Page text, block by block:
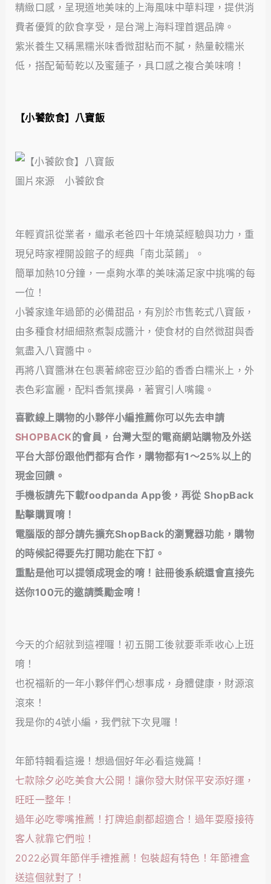
精緻口感，呈現道地美味的上海風味中華料理，提供消
費者優質的飲食享受，是台灣上海料理首選品牌。
紫米養生又稱黑糯米味香微甜粘而不膩，熱量較糯米
低，搭配葡萄乾以及蜜蓮子，具口感之複合美味唷！
【小饕飲食】 八寶飯
圖片來源 小饕飲食
年輕資訊從業者，繼承老爸四十年燒菜經驗與功力，重
現兒時家裡開設館子的經典「南北菜餚」。
簡單加熱10分鐘，一桌夠水準的美味滿足家中挑嘴的每
一位！
小饕家逢年過節的必備甜品，有別於市售乾式八寶飯，
由多種食材細細熬煮製成醬汁，使食材的自然微甜與香
氣盡入八寶醬中。
再將八寶醬淋在包裹著綿密豆沙餡的香香白糯米上，外
表色彩富麗，配料香氣撲鼻，著實引人嘴饞。
喜歡線上購物的小夥伴小編推薦你可以先去申請
SHOPBACK的會員，台灣大型的電商網站購物及外送
平台大部份跟他們都有合作，購物都有1～25%以上的
現金回饋 。
手機板請先下載foodpanda App後，再從 ShopBack
點擊購買唷！
電腦版的部分請先擴充ShopBack的瀏覽器功能，購物
的時候記得要先打開功能在下訂。
重點是他可以提領成現金的唷！註冊後系統還會直接先
送你100元的邀請獎勵金唷！
今天的介紹就到這裡囉！初五開工後就要乖乖收心上班
唷！
也祝福新的一年小夥伴們心想事成，身體健康，財源滾
滾來！
我是你的4號小編，我們就下次見囉！
年節特輯看這邊！想過個好年必看這幾篇！
七款除夕必吃美食大公開！讓你發大財保平安添好運，
旺旺一整年！
過年必吃零嘴推薦！打牌追劇都超適合！過年耍廢接待
客人就靠它們啦！
2022必買年節伴手禮推薦！包裝超有特色！年節禮盒
送這個就對了！